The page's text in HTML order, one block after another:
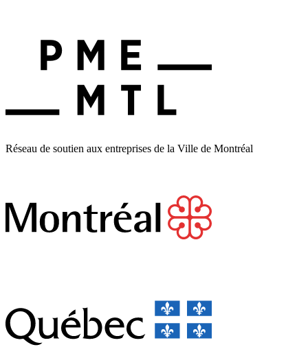
Réseau de soutien aux entreprises de la Ville de Montréal